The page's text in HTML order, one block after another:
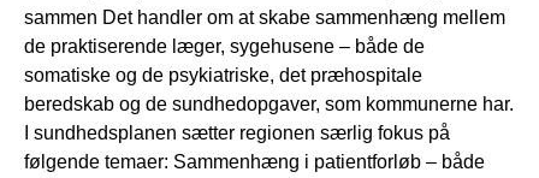
sammen Det handler om at skabe sammenhæng mellem
de praktiserende læger, sygehusene – både de
somatiske og de psykiatriske, det præhospitale
beredskab og de sundhedopgaver, som kommunerne har.
I sundhedsplanen sætter regionen særlig fokus på
følgende temaer: Sammenhæng i patientforløb – både